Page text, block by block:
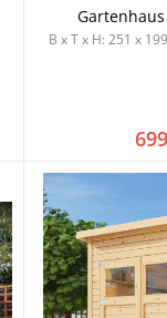
B x T x H: 251 x